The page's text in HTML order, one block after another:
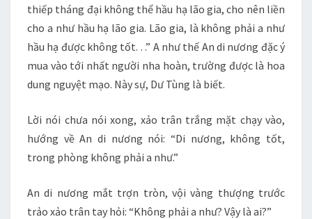
thiếp tháng đại không thể hầu hạ lão gia, cho nên liền
cho a như hầu hạ lão gia. Lão gia, là không phải a như
hầu hạ được không tốt. . .” A như thế An di nương đặc ý
mua vào tới nhất người nha hoàn, trường được là hoa
dung nguyệt mạo. Này sự, Dư Tùng là biết.
Lời nói chưa nói xong, xảo trân trắng mặt chạy vào,
hướng về An di nương nói: “Di nương, không tốt,
trong phòng không phải a như.”
An di nương mắt trợn tròn, vội vàng thượng trước
trảo xảo trân tay hỏi: “Không phải a như? Vậy là ai?”